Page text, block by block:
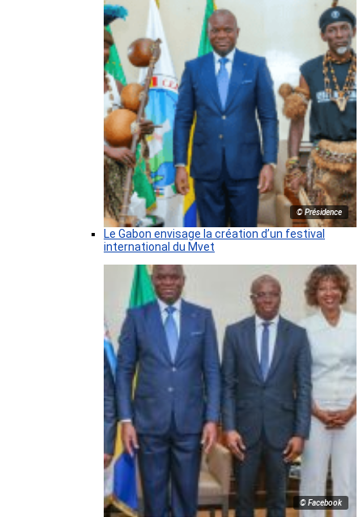
© Présidence
Le Gabon envisage la création d’un festival
international du Mvet
© Facebook